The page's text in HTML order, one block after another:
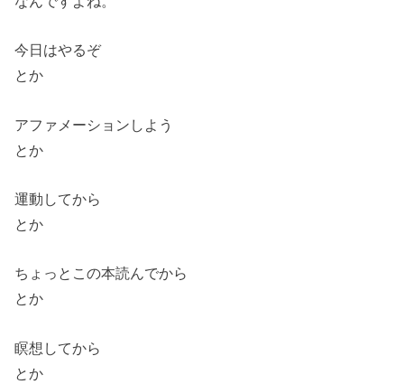
今日はやるぞ
とか
アファメーションしよう
とか
運動してから
とか
ちょっとこの本読んでから
とか
瞑想してから
とか